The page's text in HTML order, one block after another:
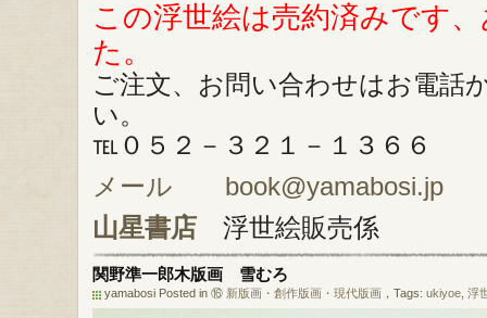
この浮世絵は売約済みです
た。
ご注文、お問い合わせはお電話
い。
℡０５２－３２１－１３６６
メール book@yamabosi.jp
山星書店 浮世絵販売係
関野準一郎木版画 雪むろ
yamabosi Posted in ⑯ 新版画・創作版画・現代版画 ，Tags: ukiyoe 浮